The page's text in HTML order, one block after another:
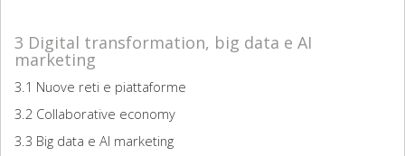
3 Digital transformation, big data e AI
marketing
3.1 Nuove reti e piattaforme
3.2 Collaborative economy
3.3 Big data e AI marketing